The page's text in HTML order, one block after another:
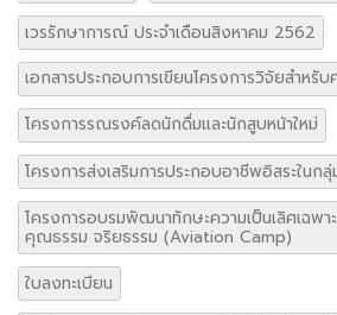
เวรรักษาการณ์ ประจำเดือนสิงหาคม 2562
เอกสารประกอบการเขียนโครงการวิจัยสำหรั
โครงการรณรงค์ลดนักดื่มและนักสูบหน้าใหม่
โครงการส่งเสริมการประกอบอาชีพอิสระในก
โครงการอบรมพัฒนาทักษะความเป็นเลิศเฉพา
คุณธรรม จริยธรรม (Aviation Camp)
ใบลงทะเบียน